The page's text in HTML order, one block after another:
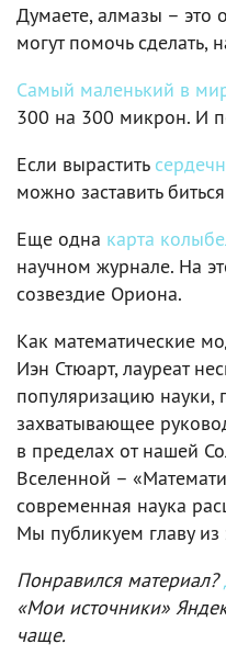
Думаете, алмазы – это
могут помочь сделать,
Самый маленький в
300 на 300 микрон. И
Если вырастить
можно заставить
Еще одна карта
научном журнале. На
созвездие Ориона.
Как математические
Иэн Стюарт, лауреат
популяризацию науки,
захватывающее
в пределах от нашей
Вселенной –
современная наука
Мы публикуем главу из
Понравился материал?
«Мои источники»
чаще.